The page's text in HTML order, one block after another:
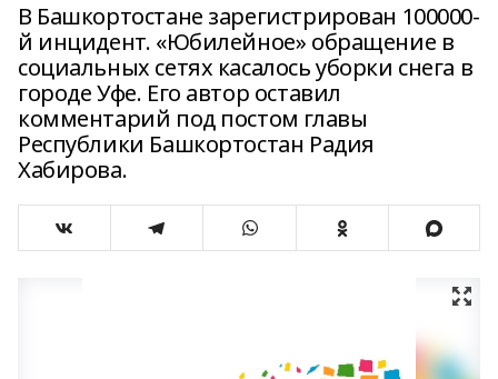
В Башкортостане зарегистрирован 100000-
й инцидент. «Юбилейное» обращение в
социальных сетях касалось уборки снега в
городе Уфе. Его автор оставил
комментарий под постом главы
Республики Башкортостан Радия
Хабирова.